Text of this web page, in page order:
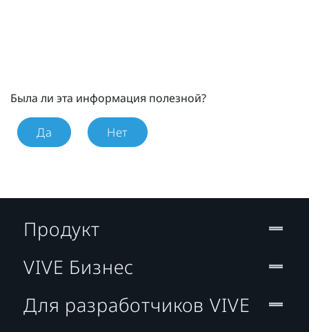
Была ли эта информация полезной?
Да Нет
Продукт
VIVE Бизнес
Для разработчиков VIVE